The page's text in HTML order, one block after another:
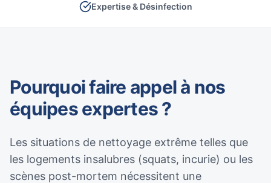
Expertise & Désinfection
Pourquoi faire appel à nos
équipes expertes ?
Les situations de nettoyage extrême telles que
les logements insalubres (squats, incurie) ou les
scènes post-mortem nécessitent une